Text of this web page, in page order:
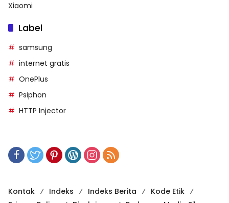
Xiaomi
Label
samsung
internet gratis
OnePlus
Psiphon
HTTP Injector
Kontak Indeks Indeks Berita
Kode Etik